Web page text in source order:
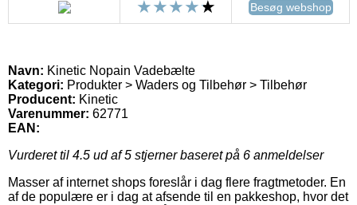
Besøg webshop
Navn: Kinetic Nopain Vadebælte
Kategori: Produkter > Waders og Tilbehør > Tilbehør
Producent: Kinetic
Varenummer: 62771
EAN:
Vurderet til 4.5 ud af 5 stjerner baseret på 6 anmeldelser
Masser af internet shops foreslår i dag flere fragtmetoder. En
af de populære er i dag at afsende til en pakkeshop, hvor det